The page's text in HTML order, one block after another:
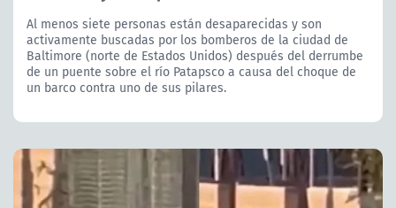
Al menos siete personas están desaparecidas y son
activamente buscadas por los bomberos de la ciudad de
Baltimore (norte de Estados Unidos) después del derrumbe
de un puente sobre el río Patapsco a causa del choque de
un barco contra uno de sus pilares.